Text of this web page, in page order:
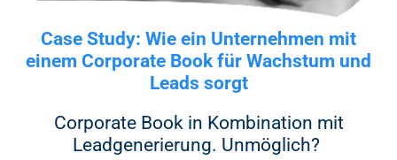
Case Study: Wie ein Unternehmen mit
einem Corporate Book für Wachstum und
Leads sorgt
Corporate Book in Kombination mit
Leadgenerierung. Unmöglich?